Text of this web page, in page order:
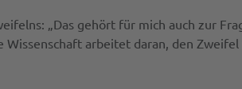
„Das gehört für mich auch zur
arbeitet daran, den